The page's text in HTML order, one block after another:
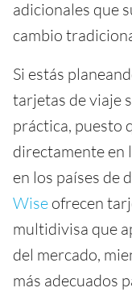
adicionales que
cambio
Si estás
tarjetas de viaje
práctica, puesto
directamente en
en los países de
Wise ofrecen
multidivisa que
del mercado,
más adecuados